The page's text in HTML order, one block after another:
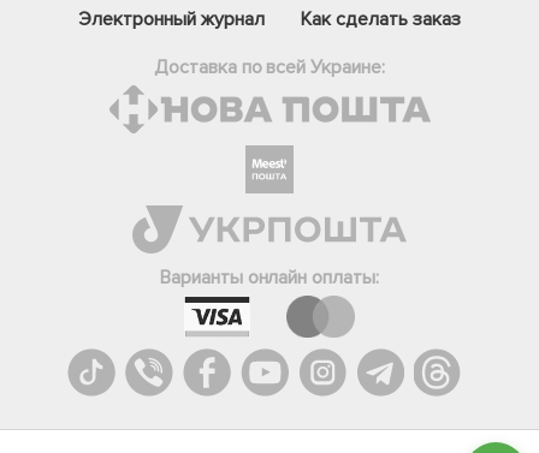
Электронный журнал
Как сделать заказ
Доставка по всей Украине:
Варианты онлайн оплаты:
Телеграм
Вайбер
Онлайн чат